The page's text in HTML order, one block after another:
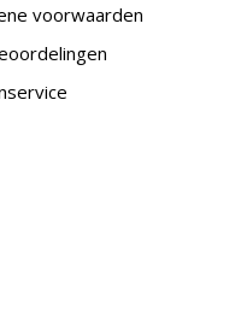
voorwaarden